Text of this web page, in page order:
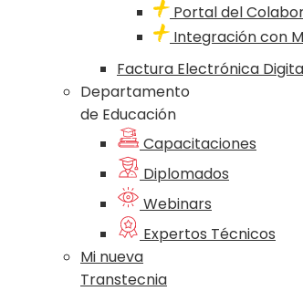
Portal del
Integración con
Factura Electrónica
Departamento
de Educación
Capacitaciones
Diplomados
Webinars
Expertos Técnicos
Mi nueva
Transtecnia